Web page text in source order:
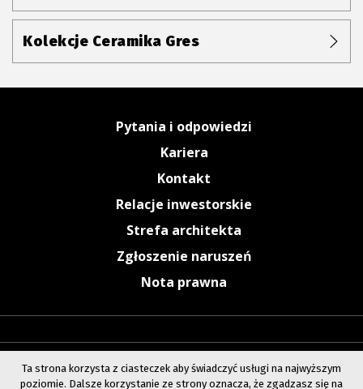
Kolekcje Ceramika Gres
Pytania i odpowiedzi
Kariera
Kontakt
Relacje inwestorskie
Strefa architekta
Zgłoszenie naruszeń
Nota prawna
Ta strona korzysta z ciasteczek aby świadczyć usługi na najwyższym
poziomie. Dalsze korzystanie ze strony oznacza, że zgadzasz się na